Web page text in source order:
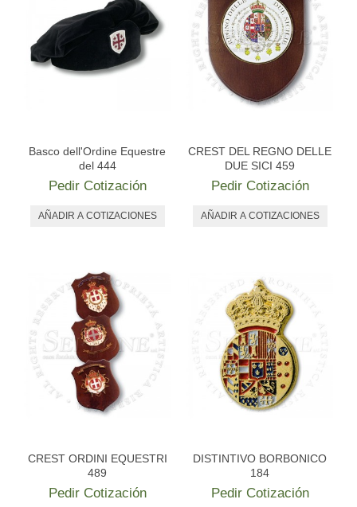
Basco dell'Ordine Equestre
del 444
Pedir Cotización
CREST DEL REGNO DELLE
DUE SICI 459
Pedir Cotización
CREST ORDINI EQUESTRI
489
Pedir Cotización
DISTINTIVO BORBONICO
184
Pedir Cotización